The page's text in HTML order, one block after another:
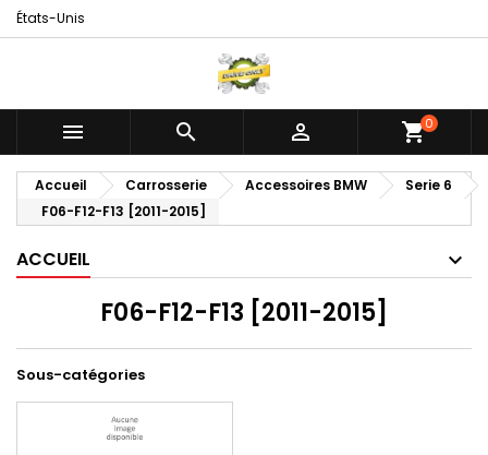
États-Unis
   shopping_cart0
Accueil Carrosserie Accessoires BMW
Serie 6
F06-F12-F13 [2011-2015]
ACCUEIL
F06-F12-F13 [2011-2015]
Sous-catégories